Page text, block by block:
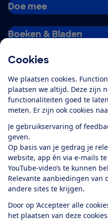
Cookies
We plaatsen cookies.
plaatsen we altijd. Deze zijn
functionaliteiten goed te
meten. Er zijn ook cookies
Je gebruikservaring of
geven.
Op basis van je gedrag je
website, app én via e-mails
YouTube-video’s te kunnen
Relevante aanbiedingen van
andere sites te krijgen.
Door op ‘Accepteer alle
het plaatsen van deze
Doe mee
Boeken & Bladen
Alles over
app
Algemene
Cookiebeleid
RSS-feed
12.901consumentenbeoordelen